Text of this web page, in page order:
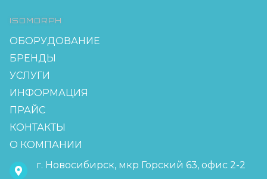
ISOMORPH
ОБОРУДОВАНИЕ
БРЕНДЫ
УСЛУГИ
ИНФОРМАЦИЯ
ПРАЙС
КОНТАКТЫ
О КОМПАНИИ
г. Новосибирск, мкр Горский 63, офис 2-2